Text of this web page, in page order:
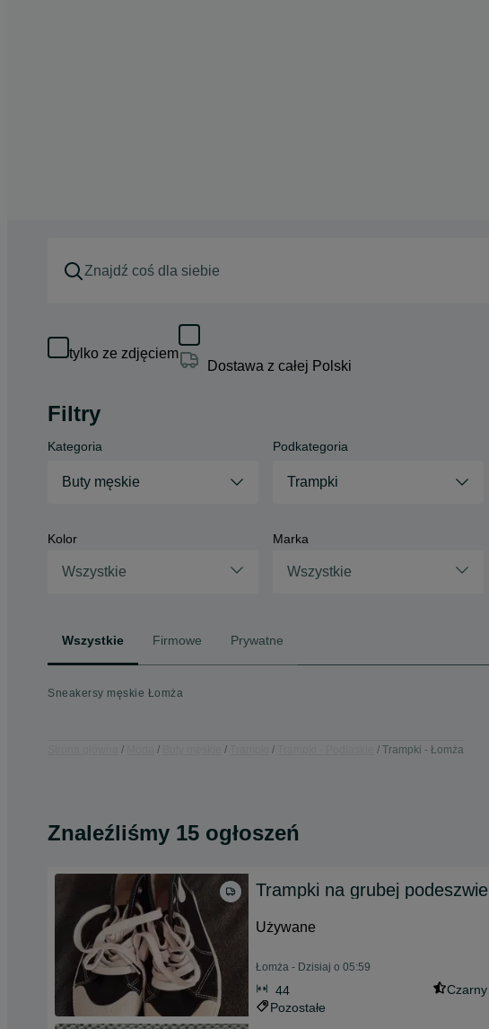
tylko ze zdjęciem
Dostawa z całej Polski
Filtry
Kategoria
Buty męskie
Podkategoria
Trampki
Kolor
Wszystkie
Marka
Wszystkie
Wszystkie Firmowe Prywatne
Sneakersy męskie Łomża
Trampki - Łomża
Znaleźliśmy 15 ogłoszeń
Trampki na grubej podeszwie
Używane
Łomża - Dzisiaj o 05:59
44
Czarny
Pozostałe